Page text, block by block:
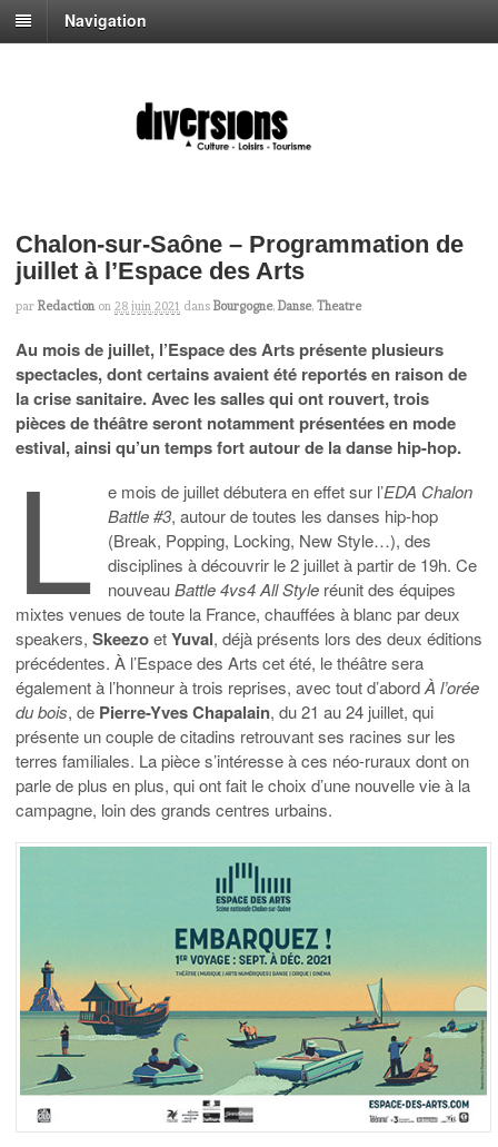
Navigation
Chalon-sur-Saône – Programmation de
juillet à l’Espace des Arts
par Redaction on 28 juin 2021 dans Bourgogne, Danse, Theatre
Au mois de juillet, l’Espace des Arts présente plusieurs
spectacles, dont certains avaient été reportés en raison de
la crise sanitaire. Avec les salles qui ont rouvert, trois
pièces de théâtre seront notamment présentées en mode
estival, ainsi qu’un temps fort autour de la danse hip-hop.
L e mois de juillet débutera en effet sur l’EDA Chalon
Battle #3, autour de toutes les danses hip-hop
(Break, Popping, Locking, New Style…), des
disciplines à découvrir le 2 juillet à partir de 19h. Ce
nouveauBattle 4vs4 All Styleréunit des équipes
mixtes venues de toute la France, chauffées à blanc par deux
speakers, SkeezoetYuval, déjà présents lors des deux éditions
précédentes. À l’Espace des Arts cet été, le théâtre sera
également à l’honneur à trois reprises, avec tout d’abordÀ l’orée
du bois, de Pierre-Yves Chapalain, du 21 au 24 juillet, qui
présente un couple de citadins retrouvant ses racines sur les
terres familiales. La pièce s’intéresse à ces néo-ruraux dont on
parle de plus en plus, qui ont fait le choix d’une nouvelle vie à la
campagne, loin des grands centres urbains.